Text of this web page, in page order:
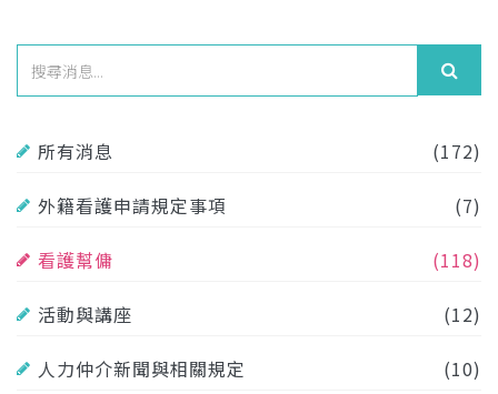
所有消息 (172)
外籍看護申請規定事項 (7)
看護幫傭 (118)
活動與講座 (12)
人力仲介新聞與相關規定 (10)